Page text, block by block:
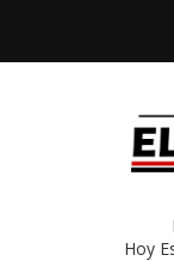
Hoy